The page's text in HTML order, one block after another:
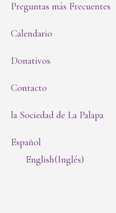
Preguntas más Frecuentes
Calendario
Donativos
Contacto
la Sociedad de La Palapa
Español
English(Inglés)